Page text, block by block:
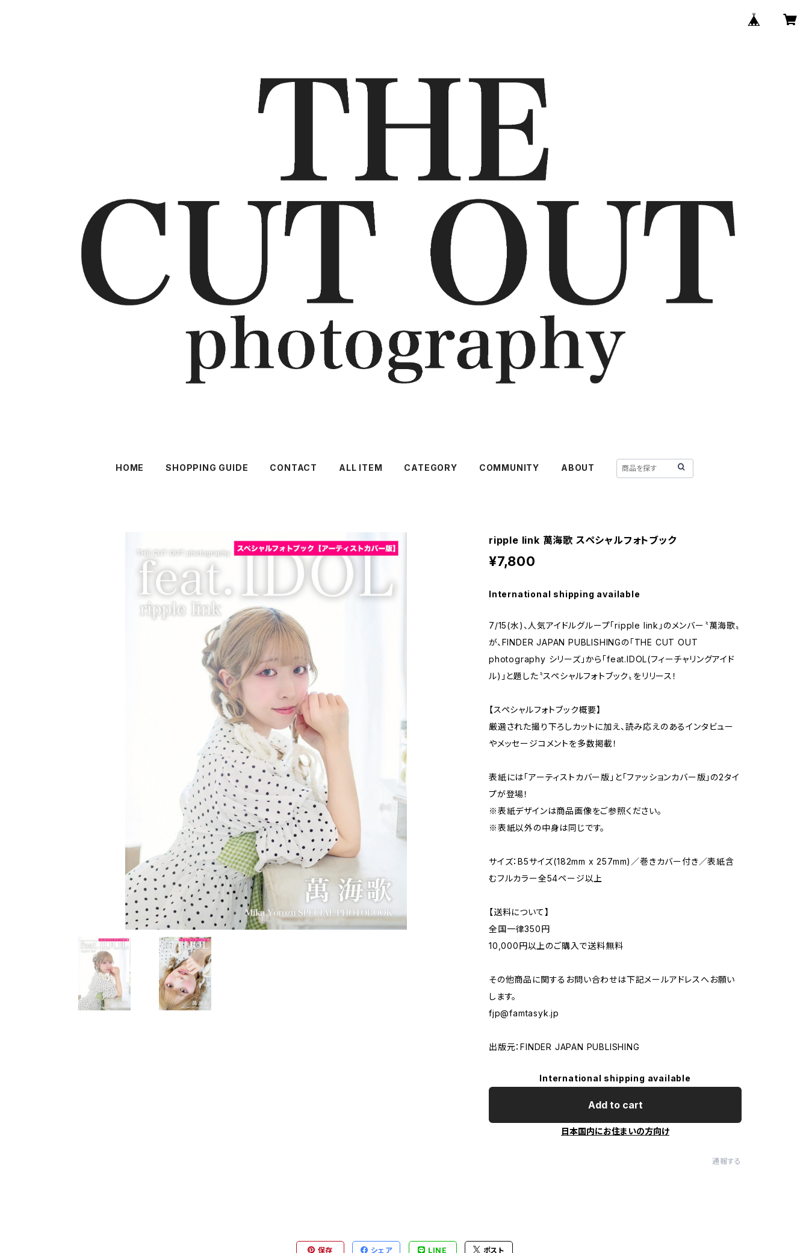
HOME SHOPPING GUIDE CONTACT ALL ITEM CATEGORY COMMUNITY ABOUT
ripple link 萬海歌 スペシャルフォトブック
¥7,800
International shipping available
7/15(水)、人気アイドルグループ「ripple link」のメンバー〝萬海歌〟
が、FINDER JAPAN PUBLISHINGの「THE CUT OUT
photography シリーズ」から「feat.IDOL(フィーチャリングアイド
ル)」と題した〝スペシャルフォトブック〟をリリース！
【スペシャルフォトブック概要】
厳選された撮り下ろしカットに加え、読み応えのあるインタビュー
やメッセージコメントを多数掲載！
表紙には「アーティストカバー版」と「ファッションカバー版」の2タイ
プが登場！
※表紙デザインは商品画像をご参照ください。
※表紙以外の中身は同じです。
サイズ：B5サイズ(182mm x 257mm)／巻きカバー付き／表紙含
むフルカラー全54ページ以上
【送料について】
全国一律350円
10,000円以上のご購入で送料無料
その他商品に関するお問い合わせは下記メールアドレスへお願い
します。
fjp@famtasyk.jp
出版元：FINDER JAPAN PUBLISHING
International shipping available
Add to cart
日本国内にお住まいの方向け
通報する
保存 シェア LINE ポスト